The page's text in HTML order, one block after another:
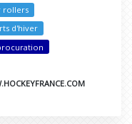
rollers
d'hiver